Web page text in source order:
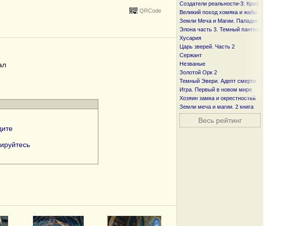
QRCode
Создатели реальности-3: Крафтер
Великий поход хомяка и жабы
Земли Меча и Магии. Паладин
Элона часть 3. Темный пантеон
Хусария
Царь зверей. Часть 2
Сержант
Незваные
Золотой Орк 2
Темный Эвери. Адепт смерти
Игра. Первый в новом мире
Хозяин замка и окрестностей
Земли меча и магии. 2 книга
Весь рейтинг